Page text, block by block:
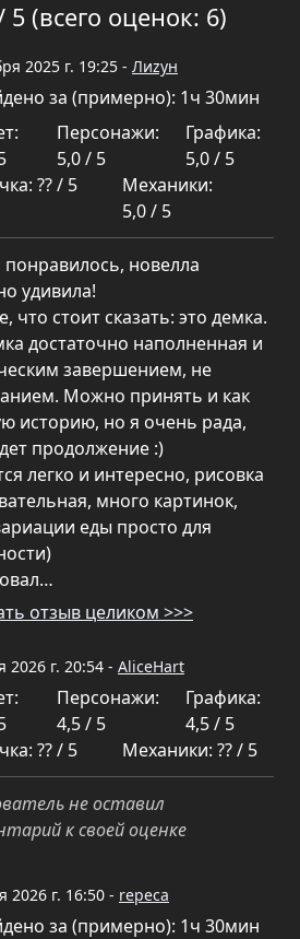
5 (всего оценок: 6)
2025 г. 19:25 - Лиzун
за (примерно): 1ч 30мин
Персонажи:
5,0 / 5
Графика:
5,0 / 5
?? / 5
Механики:
5,0 / 5
новелла
удивила!
что стоит сказать: это демка.
достаточно наполненная и
завершением, не
Можно принять и как
историю, но я очень рада,
продолжение :)
легко и интересно, рисовка
много картинок,
еды просто для
отзыв целиком >>>
2026 г. 20:54 - AliceHart
Персонажи:
4,5 / 5
Графика:
4,5 / 5
?? / 5
Механики: ?? / 5
не оставил
к своей оценке
2026 г. 16:50 - repeca
за (примерно): 1ч 30мин